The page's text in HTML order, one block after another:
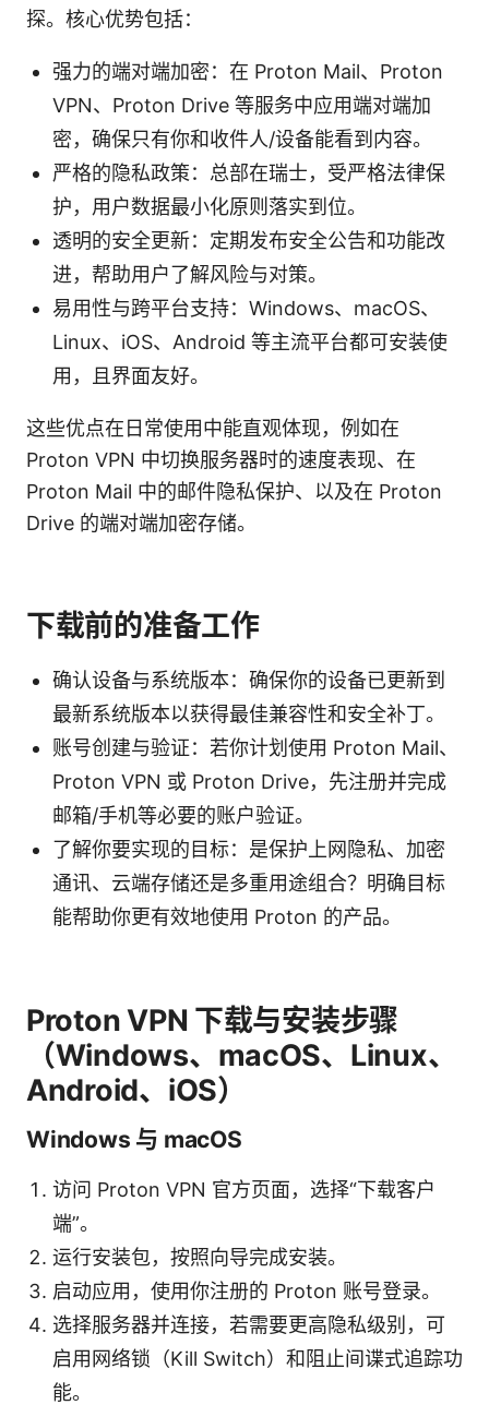
探。核心优势包括：
强力的端对端加密：在 Proton Mail、Proton
VPN、Proton Drive 等服务中应用端对端加
密，确保只有你和收件人/设备能看到内容。
严格的隐私政策：总部在瑞士，受严格法律保
护，用户数据最小化原则落实到位。
透明的安全更新：定期发布安全公告和功能改
进，帮助用户了解风险与对策。
易用性与跨平台支持：Windows、macOS、
Linux、iOS、Android 等主流平台都可安装使
用，且界面友好。
这些优点在日常使用中能直观体现，例如在
Proton VPN 中切换服务器时的速度表现、在
Proton Mail 中的邮件隐私保护、以及在 Proton
Drive 的端对端加密存储。
下载前的准备工作
确认设备与系统版本：确保你的设备已更新到
最新系统版本以获得最佳兼容性和安全补丁。
账号创建与验证：若你计划使用 Proton Mail、
Proton VPN 或 Proton Drive，先注册并完成
邮箱/手机等必要的账户验证。
了解你要实现的目标：是保护上网隐私、加密
通讯、云端存储还是多重用途组合？明确目标
能帮助你更有效地使用 Proton 的产品。
Proton VPN 下载与安装步骤
（Windows、macOS、Linux、
Android、iOS）
Windows 与 macOS
访问 Proton VPN 官方页面，选择“下载客户
端”。
运行安装包，按照向导完成安装。
启动应用，使用你注册的 Proton 账号登录。
选择服务器并连接，若需要更高隐私级别，可
启用网络锁（Kill Switch）和阻止间谍式追踪功
能。